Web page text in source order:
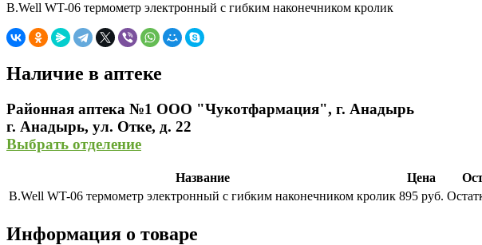
B.Well WT-06 термометр электронный с гибким наконечником кролик
Наличие в аптеке
Районная аптека №1 ООО "Чукотфармация", г. Анадырь
г. Анадырь, ул. Отке, д. 22
Выбрать отделение
Название Цена
B.Well WT-06 термометр электронный с гибким наконечником кролик 895 руб.
Информация о товаре